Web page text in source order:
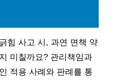
힘 사고 시, 과연 면책 약
미칠까요? 관리책임과
적용 사례와 판례를 통